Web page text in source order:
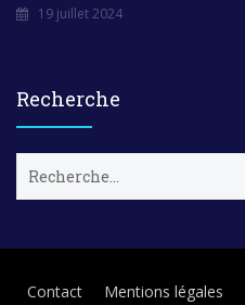
19 juillet 2024
Recherche
c
e
Contact Mentions légales